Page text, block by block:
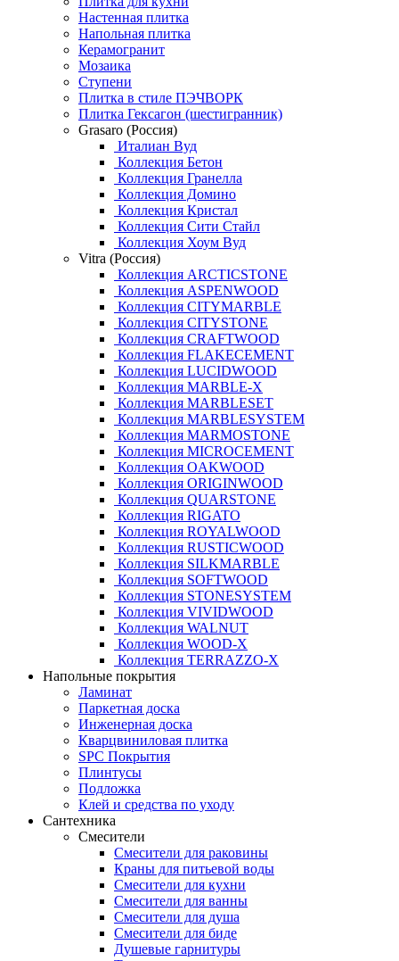
Настенная плитка
Напольная плитка
Керамогранит
Мозаика
Ступени
Плитка в стиле ПЭЧВОРК
Плитка Гексагон (шестигранник)
Grasaro (Россия)
Италиан Вуд
Коллекция Бетон
Коллекция Гранелла
Коллекция Домино
Коллекция Кристал
Коллекция Сити Стайл
Коллекция Хоум Вуд
Vitra (Россия)
Коллекция ARCTICSTONE
Коллекция ASPENWOOD
Коллекция CITYMARBLE
Коллекция CITYSTONE
Коллекция CRAFTWOOD
Коллекция FLAKECEMENT
Коллекция LUCIDWOOD
Коллекция MARBLE-X
Коллекция MARBLESET
Коллекция MARBLESYSTEM
Коллекция MARMOSTONE
Коллекция MICROCEMENT
Коллекция OAKWOOD
Коллекция ORIGINWOOD
Коллекция QUARSTONE
Коллекция RIGATO
Коллекция ROYALWOOD
Коллекция RUSTICWOOD
Коллекция SILKMARBLE
Коллекция SOFTWOOD
Коллекция STONESYSTEM
Коллекция VIVIDWOOD
Коллекция WALNUT
Коллекция WOOD-X
Коллекция ТЕRRАZZO-X
Напольные покрытия
Ламинат
Паркетная доска
Инженерная доска
Кварцвиниловая плитка
SPC Покрытия
Плинтусы
Подложка
Клей и средства по уходу
Сантехника
Смесители
Смесители для раковины
Краны для питьевой воды
Смесители для кухни
Смесители для ванны
Смесители для душа
Смесители для биде
Душевые гарнитуры